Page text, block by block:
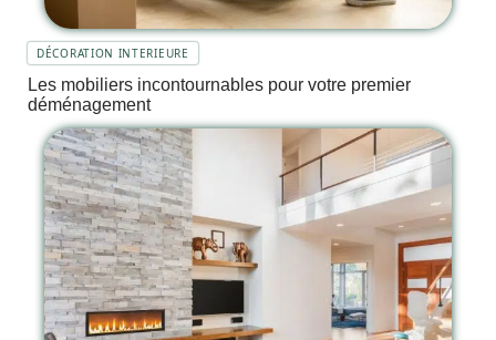
DÉCORATION INTERIEURE
Les mobiliers incontournables pour votre premier
déménagement